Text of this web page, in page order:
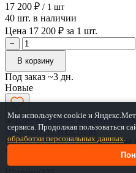
17 200 ₽ / 1 шт
40 шт. в наличии
Цена 17 200 ₽ за 1 шт.
−
В корзину
Под заказ ~3 дн.
Новые
Шины зимние нешипованные
Мы используем cookie и
сервиса. Продолжая пользоваться
обработки персональных данных.